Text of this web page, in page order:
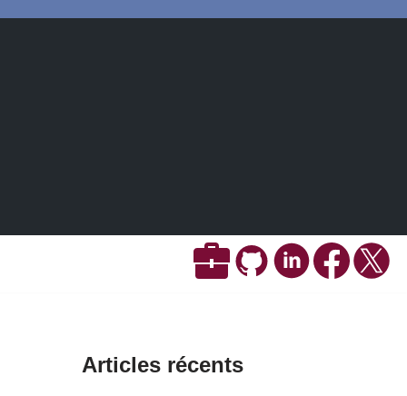
Articles récents